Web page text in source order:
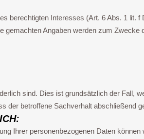
berechtigten Interesses (Art. 6 Abs. 1 lit.
Angaben werden zum Zwecke
sind. Dies ist grundsätzlich der Fall,
der betroffene Sachverhalt abschließend
Ihrer personenbezogenen Daten